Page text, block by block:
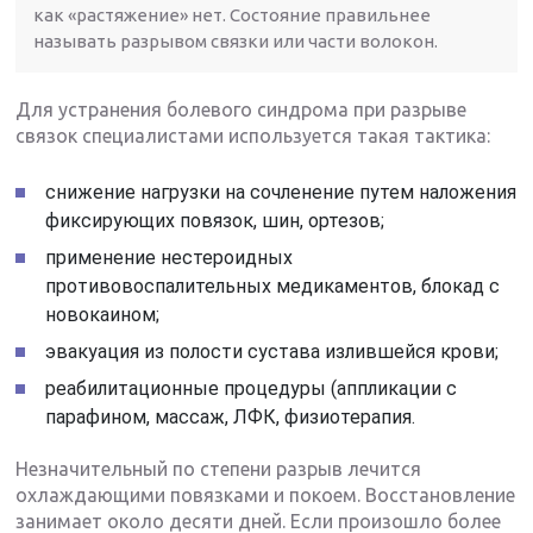
как «растяжение» нет. Состояние правильнее
называть разрывом связки или части волокон.
Для устранения болевого синдрома при разрыве
связок специалистами используется такая тактика:
снижение нагрузки на сочленение путем наложения
фиксирующих повязок, шин, ортезов;
применение нестероидных
противовоспалительных медикаментов, блокад с
новокаином;
эвакуация из полости сустава излившейся крови;
реабилитационные процедуры (аппликации с
парафином, массаж, ЛФК, физиотерапия.
Незначительный по степени разрыв лечится
охлаждающими повязками и покоем. Восстановление
занимает около десяти дней. Если произошло более